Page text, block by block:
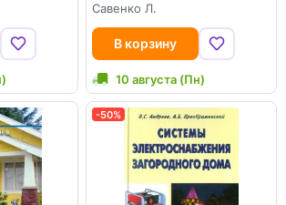
Савенко Л.
В корзину
10 августа (Пн)
-50%